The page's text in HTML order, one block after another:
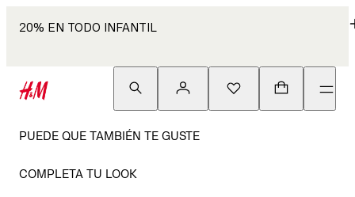
20% EN TODO INFANTIL
PUEDE QUE TAMBIÉN TE GUSTE
COMPLETA TU LOOK